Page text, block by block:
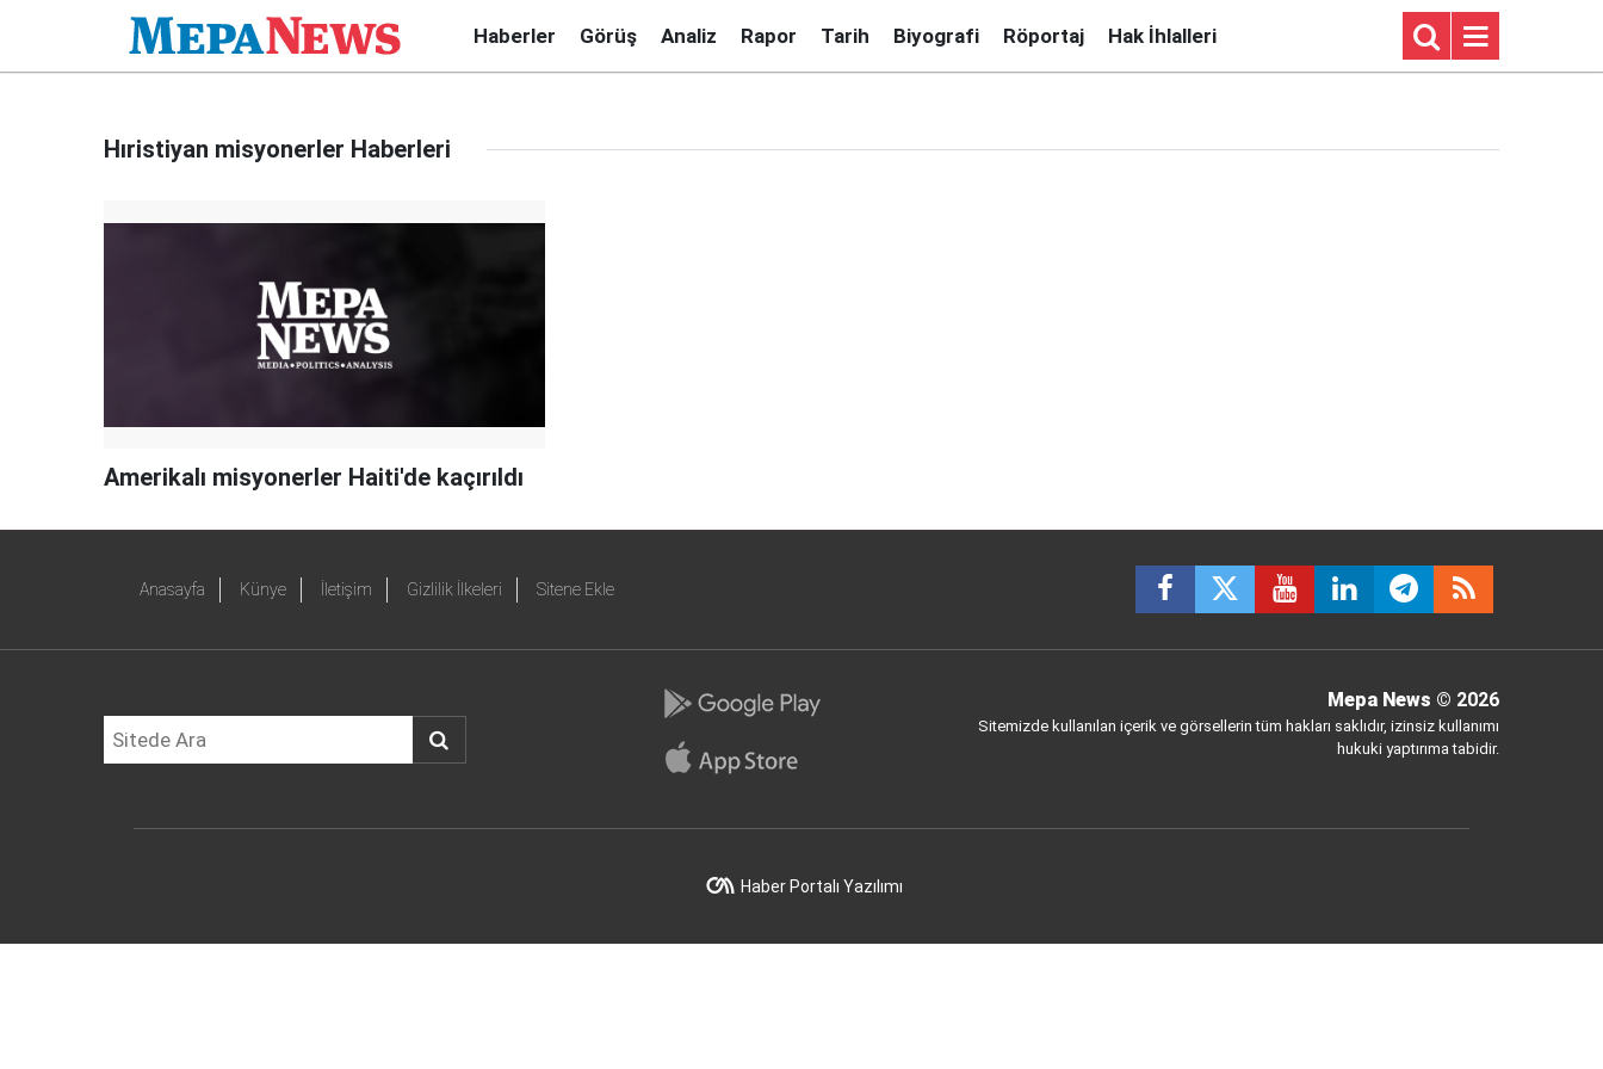
Haberler Görüş Analiz Rapor Tarih Biyografi Röportaj Hak İhlalleri
Hıristiyan misyonerler Haberleri
Amerikalı misyonerler Haiti'de kaçırıldı
Anasayfa Künye İletişim Gizlilik İlkeleri Sitene Ekle
Mepa News © 2026
Sitemizde kullanılan içerik ve görsellerin tüm hakları saklıdır, izinsiz kullanımı
hukuki yaptırıma tabidir.
Haber Portalı Yazılımı